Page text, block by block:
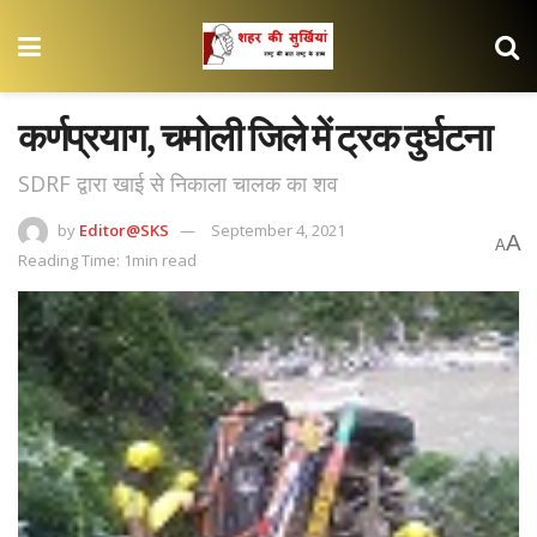
कर्णप्रयाग, चमोली जिले में ट्रक दुर्घटना
SDRF द्वारा खाई से निकाला चालक का शव
by Editor@SKS
September 4, 2021
Reading Time: 1min read
AA